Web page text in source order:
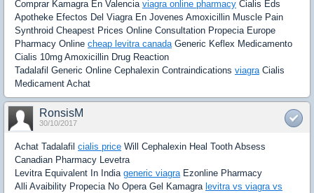
Comprar Kamagra En Valencia viagra online pharmacy Cialis Eds
Apotheke Efectos Del Viagra En Jovenes Amoxicillin Muscle Pain
Synthroid Cheapest Prices Online Consultation Propecia Europe
Pharmacy Online cheap levitra canada Generic Keflex Medicamento
Cialis 10mg Amoxicillin Drug Reaction
Tadalafil Generic Online Cephalexin Contraindications viagra Cialis
Medicament Achat
RonsisM
30/10/2017
Achat Tadalafil cialis price Will Cephalexin Heal Tooth Absess
Canadian Pharmacy Levetra
Levitra Equivalent In India generic viagra Ezonline Pharmacy
Alli Avaibility Propecia No Opera Gel Kamagra levitra vs viagra vs